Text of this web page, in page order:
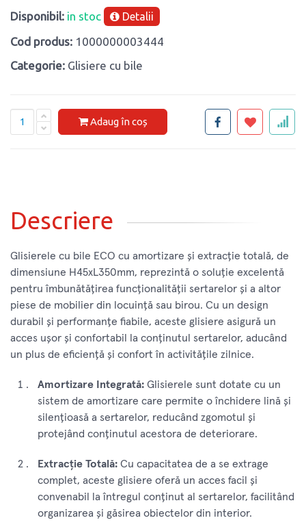
Disponibil: in stoc Detalii
Cod produs: 1000000003444
Categorie: Glisiere cu bile
Adaug în coș
Descriere
Glisierele cu bile ECO cu amortizare și extracție totală, de
dimensiune H45xL350mm, reprezintă o soluție excelentă
pentru îmbunătățirea funcționalității sertarelor și a altor
piese de mobilier din locuință sau birou. Cu un design
durabil și performanțe fiabile, aceste glisiere asigură un
acces ușor și confortabil la conținutul sertarelor, aducând
un plus de eficiență și confort în activitățile zilnice.
Amortizare Integrată: Glisierele sunt dotate cu un
sistem de amortizare care permite o închidere lină și
silențioasă a sertarelor, reducând zgomotul și
protejând conținutul acestora de deteriorare.
Extracție Totală: Cu capacitatea de a se extrage
complet, aceste glisiere oferă un acces facil și
convenabil la întregul conținut al sertarelor, facilitând
organizarea și găsirea obiectelor din interior.